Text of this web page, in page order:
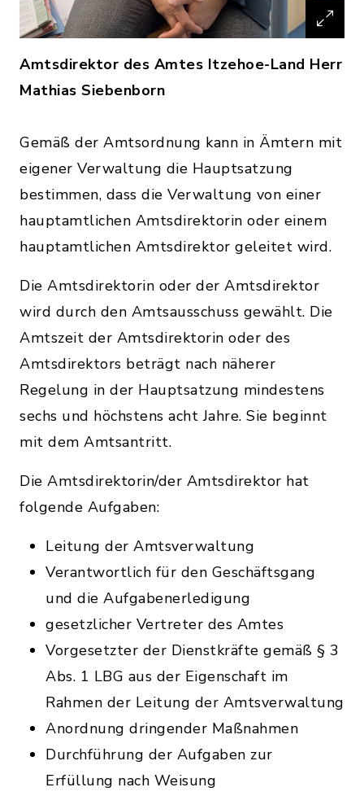
Amtsdirektor des Amtes Itzehoe-Land Herr
Mathias Siebenborn
Gemäß der Amtsordnung kann in Ämtern mit
eigener Verwaltung die Hauptsatzung
bestimmen, dass die Verwaltung von einer
hauptamtlichen Amtsdirektorin oder einem
hauptamtlichen Amtsdirektor geleitet wird.
Die Amtsdirektorin oder der Amtsdirektor
wird durch den Amtsausschuss gewählt. Die
Amtszeit der Amtsdirektorin oder des
Amtsdirektors beträgt nach näherer
Regelung in der Hauptsatzung mindestens
sechs und höchstens acht Jahre. Sie beginnt
mit dem Amtsantritt.
Die Amtsdirektorin/der Amtsdirektor hat
folgende Aufgaben:
Leitung der Amtsverwaltung
Verantwortlich für den Geschäftsgang
und die Aufgabenerledigung
gesetzlicher Vertreter des Amtes
Vorgesetzter der Dienstkräfte gemäß § 3
Abs. 1 LBG aus der Eigenschaft im
Rahmen der Leitung der Amtsverwaltung
Anordnung dringender Maßnahmen
Durchführung der Aufgaben zur
Erfüllung nach Weisung